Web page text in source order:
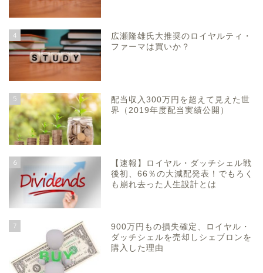
4
広瀬隆雄氏大推奨のロイヤルティ・
ファーマは買いか？
5
配当収入300万円を超えて見えた世
界（2019年度配当実績公開）
6
【速報】ロイヤル・ダッチシェル戦
後初、66％の大減配発表！でもろく
も崩れ去った人生設計とは
7
900万円もの損失確定、ロイヤル・
ダッチシェルを売却しシェブロンを
購入した理由